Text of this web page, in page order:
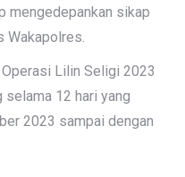
mengedepankan sikap
Wakapolres.
Lilin Seligi 2023
12 hari yang
2023 sampai dengan